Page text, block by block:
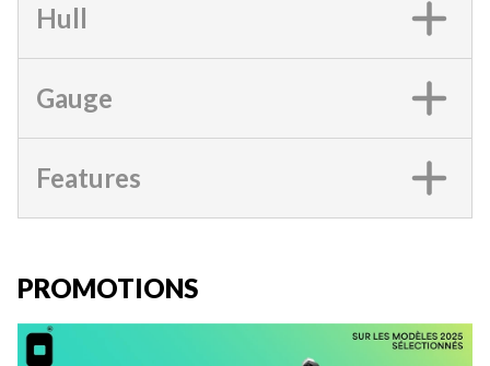
Hull
Gauge
Features
PROMOTIONS